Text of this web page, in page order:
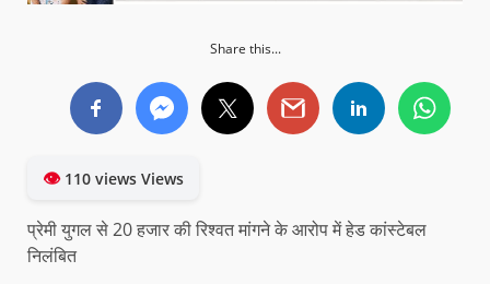
Share this...
👁110 views Views
प्रेमी युगल से 20 हजार की रिश्वत मांगने के आरोप में हेड कांस्टेबल
निलंबित